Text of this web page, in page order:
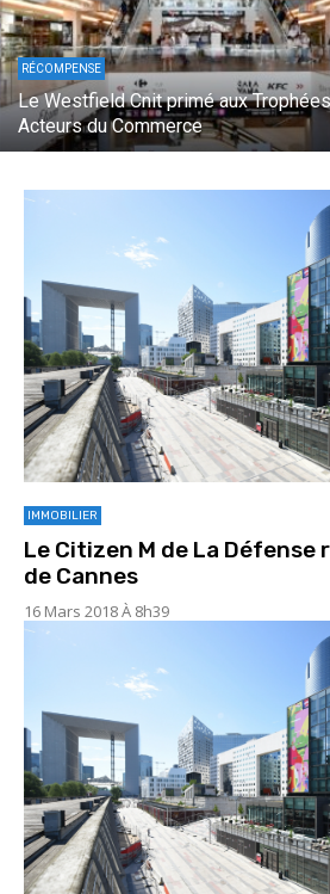
RÉCOMPENSE
Le Westfield Cnit primé aux
Acteurs du Commerce
IMMOBILIER
Le Citizen M de La Défense
de Cannes
16 Mars 2018 À 8h39